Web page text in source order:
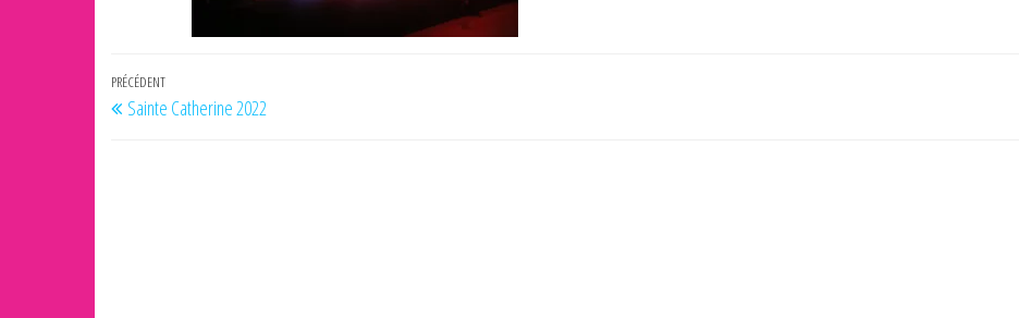
Navigation
de
Article
précédent
PRÉCÉDENT
Sainte Catherine 2022